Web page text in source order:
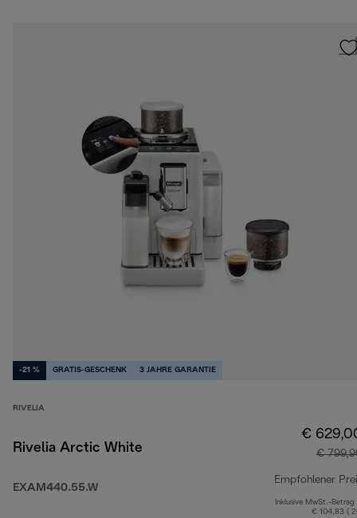
-21 % GRATIS-GESCHENK 3 JAHRE GARANTIE
RIVELIA
Rivelia Arctic White
EXAM440.55.W
€
€
Empfohlener
Inklusive MwSt.-Betrag
€ 104,83 (